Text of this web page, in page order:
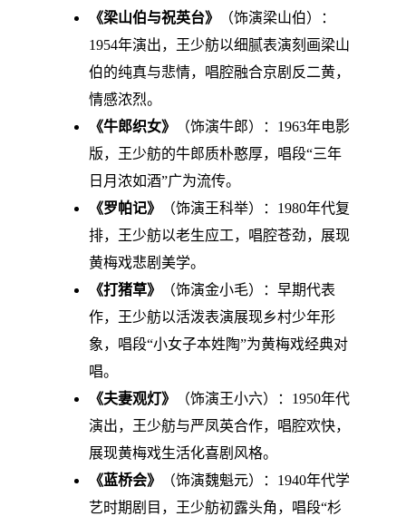
《梁山伯与祝英台》
（饰演梁山伯）：
1954年演出，王少舫以细腻表演刻画梁山
伯的纯真与悲情，唱腔融合京剧反二黄，
情感浓烈。
《牛郎织女》
（饰演牛郎）：1963年电影
版，王少舫的牛郎质朴憨厚，唱段“三年
日月浓如酒”广为流传。
《罗帕记》
（饰演王科举）：1980年代复
排，王少舫以老生应工，唱腔苍劲，展现
黄梅戏悲剧美学。
《打猪草》
（饰演金小毛）：早期代表
作，王少舫以活泼表演展现乡村少年形
象，唱段“小女子本姓陶”为黄梅戏经典对
唱。
《夫妻观灯》
（饰演王小六）：1950年代
演出，王少舫与严凤英合作，唱腔欢快，
展现黄梅戏生活化喜剧风格。
《蓝桥会》
（饰演魏魁元）：1940年代学
艺时期剧目，王少舫初露头角，唱段“杉